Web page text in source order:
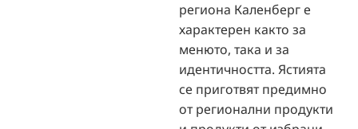
региона Каленберг е
характерен както за
менюто, така и за
идентичността. Ястията
се приготвят предимно
от регионални продукти